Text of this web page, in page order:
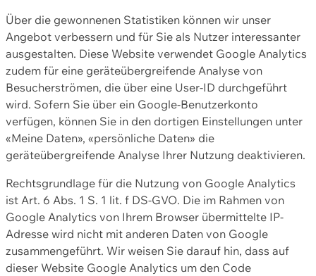
Über die gewonnenen Statistiken können wir unser
Angebot verbessern und für Sie als Nutzer interessanter
ausgestalten. Diese Website verwendet Google Analytics
zudem für eine geräteübergreifende Analyse von
Besucherströmen, die über eine User-ID durchgeführt
wird. Sofern Sie über ein Google-Benutzerkonto
verfügen, können Sie in den dortigen Einstellungen unter
«Meine Daten», «persönliche Daten» die
geräteübergreifende Analyse Ihrer Nutzung deaktivieren.
Rechtsgrundlage für die Nutzung von Google Analytics
ist Art. 6 Abs. 1 S. 1 lit. f DS-GVO. Die im Rahmen von
Google Analytics von Ihrem Browser übermittelte IP-
Adresse wird nicht mit anderen Daten von Google
zusammengeführt. Wir weisen Sie darauf hin, dass auf
dieser Website Google Analytics um den Code